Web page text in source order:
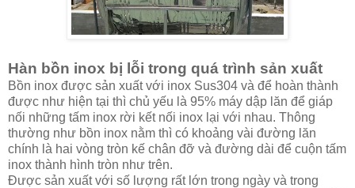
Hàn bồn inox bị lỗi trong quá trình sản xuất
Bồn inox được sản xuất với inox Sus304 và để hoàn thành
được như hiện tại thì chủ yếu là 95% máy dập lăn để giáp
nối những tấm inox rời kết nối inox lại với nhau. Thông
thường như bồn inox nằm thì có khoảng vài đường lăn
chính là hai vòng tròn kế chân đỡ và đường dài để cuộn tấm
inox thành hình tròn như trên.
Được sản xuất với số lượng rất lớn trong ngày và trong